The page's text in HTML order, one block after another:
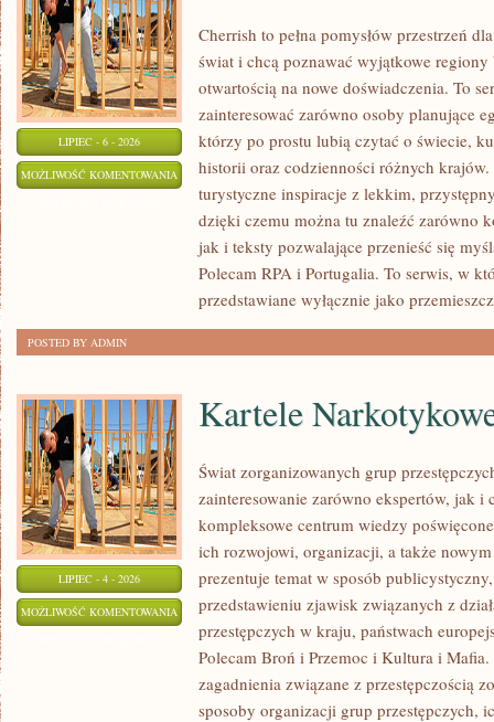
LIPIEC - 6 - 2026
MOŻLIWOŚĆ KOMENTOWANIA SINGAPUR
Cherrish to pełna pomysłów przestrzeń
świat i chcą poznawać wyjątkowe
otwartością na nowe doświadczenia. To
zainteresować zarówno osoby planujące
którzy po prostu lubią czytać o świecie,
historii oraz codzienności różnych krajów.
turystyczne inspiracje z lekkim,
dzięki czemu można tu znaleźć zarówno
jak i teksty pozwalające przenieść się
Polecam RPA i Portugalia. To serwis, w
przedstawiane wyłącznie jako
POSTED BY ADMIN
LIPIEC - 4 - 2026
MOŻLIWOŚĆ KOMENTOWANIA KARTELE
NARKOTYKOWE
Kartele
Świat zorganizowanych grup
zainteresowanie zarówno ekspertów, jak i
kompleksowe centrum wiedzy
ich rozwojowi, organizacji, a także
prezentuje temat w sposób
przedstawieniu zjawisk związanych z
przestępczych w kraju, państwach
Polecam Broń i Przemoc i Kultura i
zagadnienia związane z przestępczością
sposoby organizacji grup przestępczych,